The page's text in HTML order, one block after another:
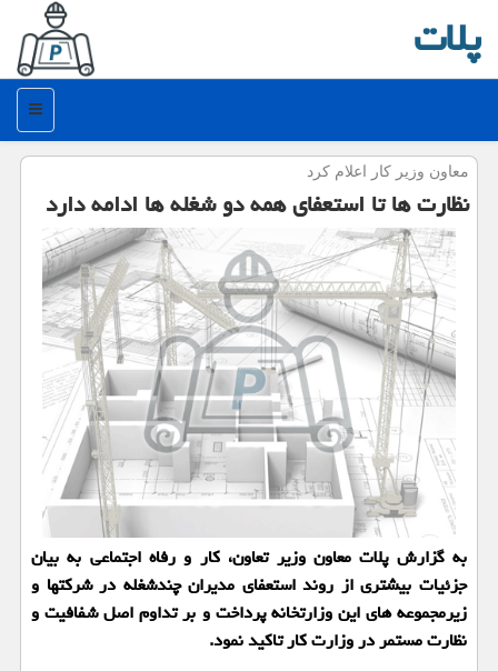
پلات
منو
معاون وزیر كار اعلام كرد
نظارت ها تا استعفای همه دو شغله ها ادامه دارد
به گزارش پلات معاون وزیر تعاون، كار و رفاه اجتماعی به بیان
جزئیات بیشتری از روند استعفای مدیران چندشغله در شركتها و
زیرمجموعه های این وزارتخانه پرداخت و بر تداوم اصل شفافیت و
نظارت مستمر در وزارت كار تاكید نمود.